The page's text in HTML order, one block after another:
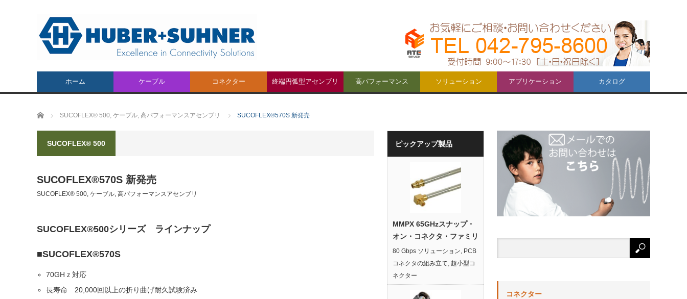
ホーム ケーブル コネクター 終端円弧型アセンブリ 高パフォーマンス ソリューション アプリケーション カタログ
ホーム SUCOFLEX® 500, ケーブル, 高パフォーマンスアセンブリ SUCOFLEX®570S 新発売
SUCOFLEX® 500
SUCOFLEX®570S 新発売
SUCOFLEX® 500, ケーブル, 高パフォーマンスアセンブリ
SUCOFLEX®500シリーズ ラインナップ
■SUCOFLEX®570S
70GHｚ対応
長寿命 20,000回以上の折り曲げ耐久試験済み
ピックアップ製品
MMPX 65GHzスナップ・
オン・コネクタ・ファミリ
80 Gbps ソリューション, PCB
コネクタの組み立て, 超小型コ
ネクター
コネクター